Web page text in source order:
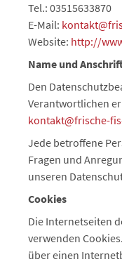
Tel.: 03515633870
E-Mail:
Website: http://
Name und
Den
Verantwortlichen
kontakt@frische-
Jede betroffene
Fragen und
unseren
Cookies
Die Internetseiten
verwenden
über einen